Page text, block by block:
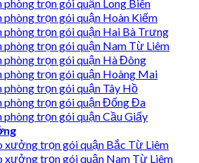
phòng trọn gói quận Long Biên
phòng trọn gói quận Hoàn Kiếm
phòng trọn gói quận Hai Bà Trưng
phòng trọn gói quận Nam Từ Liêm
phòng trọn gói quận Hà Đông
phòng trọn gói quận Hoàng Mai
phòng trọn gói quận Tây Hồ
phòng trọn gói quận Đống Đa
phòng trọn gói quận Cầu Giấy
xưởng trọn gói quận Bắc Từ Liêm
xưởng trọn gói quận Nam Từ Liêm